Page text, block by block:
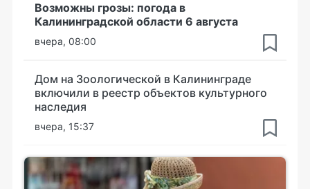
Возможны грозы: погода в
Калининградской области 6 августа
вчера, 08:00
Дом на Зоологической в Калининграде
включили в реестр объектов культурного
наследия
вчера, 15:37